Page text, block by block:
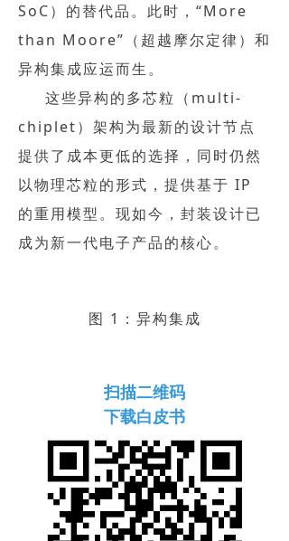
SoC）的替代品。此时，“More
than Moore”（超越摩尔定律）和
异构集成应运而生。
这些异构的多芯粒（multi-
chiplet）架构为最新的设计节点
提供了成本更低的选择，同时仍然
以物理芯粒的形式，提供基于 IP
的重用模型。现如今，封装设计已
成为新一代电子产品的核心。
图 1：异构集成
扫描二维码
下载白皮书